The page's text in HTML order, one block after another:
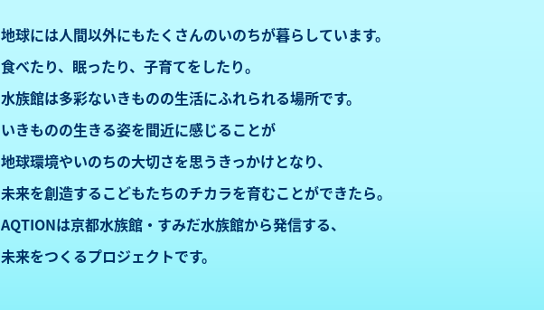
地球には人間以外にもたくさんのいのちが暮らしています。
食べたり、眠ったり、子育てをしたり。
水族館は多彩ないきものの生活にふれられる場所です。
いきものの生きる姿を間近に感じることが
地球環境やいのちの大切さを思うきっかけとなり、
未来を創造するこどもたちのチカラを育むことができたら。
AQTIONは京都水族館・すみだ水族館から発信する、
未来をつくるプロジェクトです。